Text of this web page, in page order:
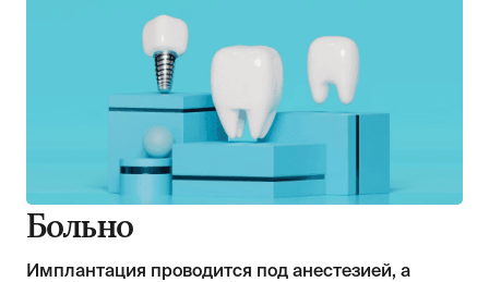
Больно
Имплантация проводится под анестезией, а